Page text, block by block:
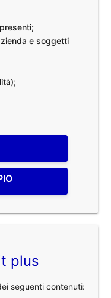
e soggetti
plus
seguenti contenuti: